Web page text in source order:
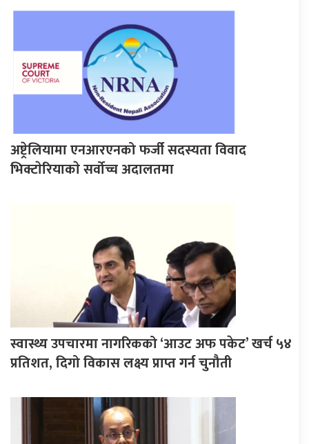
अष्ट्रेलियामा एनआरएनको फर्जी सदस्यता विवाद
भिक्टाेरियाकाे सर्वोच्च अदालतमा
स्वास्थ्य उपचारमा नागरिकको ‘आउट अफ पकेट’ खर्च ५४
प्रतिशत, दिगो विकास लक्ष्य प्राप्त गर्न चुनौती